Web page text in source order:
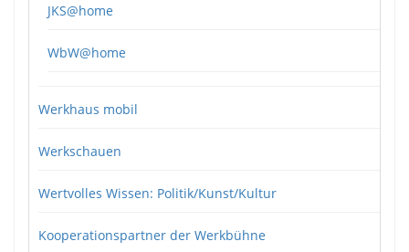
JKS@home
WbW@home
Werkhaus mobil
Werkschauen
Wertvolles Wissen: Politik/Kunst/Kultur
Kooperationspartner der Werkbühne